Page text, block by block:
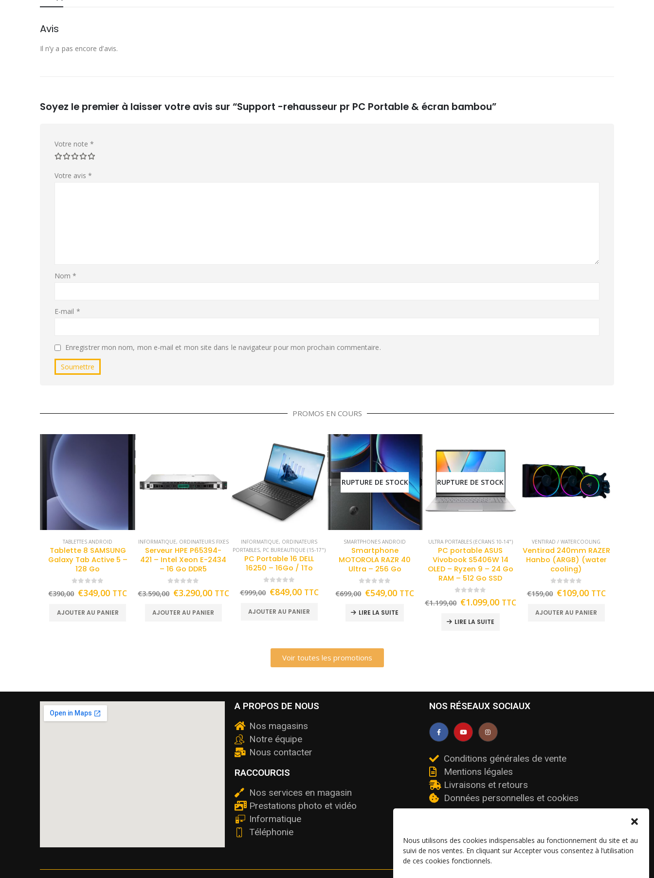
Nous utilisons des cookies indispensables au fonctionnement du site et au
suivi de nos ventes. En cliquant sur Accepter vous consentez à l’utilisation
de ces cookies fonctionnels.
Avis
Il n’y a pas encore d’avis.
Soyez le premier à laisser votre avis sur “Support -rehausseur pr PC Portable & écran bambou”
Votre note *
Votre avis *
Nom*
E-mail *
Enregistrer mon nom, mon e-mail et mon site dans le navigateur pour mon prochain commentaire.
PROMOS EN COURS
TABLETTES ANDROID
Tablette 8 SAMSUNG
Galaxy Tab Active 5 –
128 Go
€390,00 €349,00 TTC
AJOUTER AU PANIER
INFORMATIQUE, ORDINATEURS FIXES
Serveur HPE P65394-
421 – Intel Xeon E-2434
– 16 Go DDR5
€3.590,00 €3.290,00 TTC
AJOUTER AU PANIER
INFORMATIQUE, ORDINATEURS
PORTABLES, PC BUREAUTIQUE (15-17")
PC Portable 16 DELL
16250 – 16Go / 1To
€999,00 €849,00 TTC
AJOUTER AU PANIER
RUPTURE DE STOCK
SMARTPHONES ANDROID
Smartphone
MOTOROLA RAZR 40
Ultra – 256 Go
€699,00 €549,00 TTC
LIRE LA SUITE
RUPTURE DE STOCK
ULTRA PORTABLES (ECRANS 10-14")
PC portable ASUS
Vivobook S5406W 14
OLED – Ryzen 9 – 24 Go
RAM – 512 Go SSD
€1.199,00 €1.099,00 TTC
LIRE LA SUITE
VENTIRAD / WATERCOOLING
Ventirad 240mm RAZER
Hanbo (ARGB) (water
cooling)
€159,00 €109,00 TTC
AJOUTER AU PANIER
Voir toutes les promotions
A PROPOS DE NOUS
Nos magasins
Notre équipe
Nous contacter
RACCOURCIS
Nos services en magasin
Prestations photo et vidéo
Informatique
Téléphonie
NOS RÉSEAUX SOCIAUX
Conditions générales de vente
Mentions légales
Livraisons et retours
Données personnelles et cookies